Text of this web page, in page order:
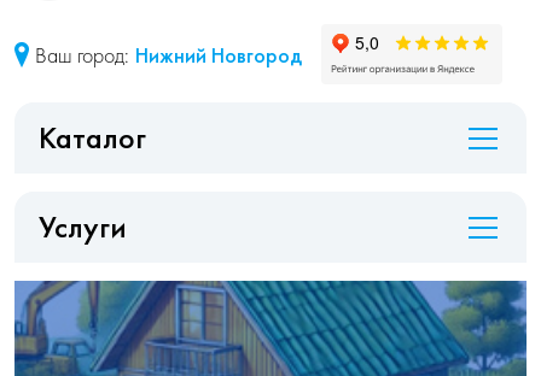
Ваш город: Нижний Новгород
Каталог
Услуги